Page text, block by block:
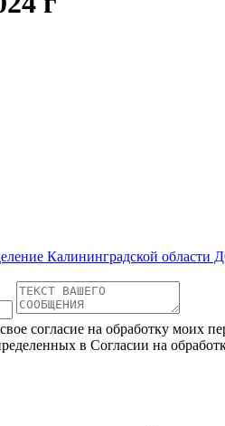
Калининградской
согласие на обработку моих
в Согласии на